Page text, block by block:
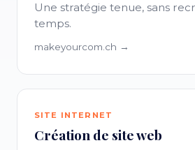
Une stratégie tenue, sans
temps.
makeyourcom.ch →
SITE INTERNET
Création de site web